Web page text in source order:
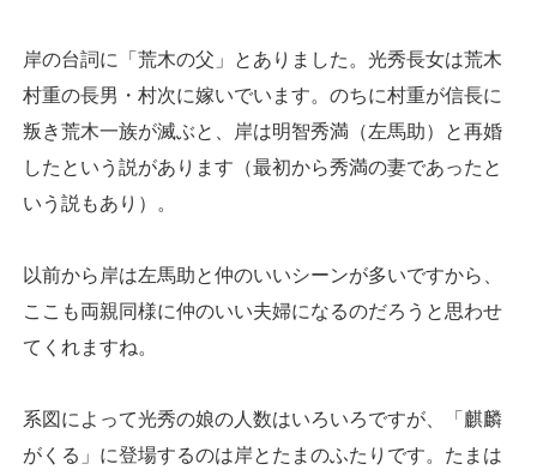
岸の台詞に「荒木の父」とありました。光秀長女は荒木
村重の長男・村次に嫁いでいます。のちに村重が信長に
叛き荒木一族が滅ぶと、岸は明智秀満（左馬助）と再婚
したという説があります（最初から秀満の妻であったと
いう説もあり）。
以前から岸は左馬助と仲のいいシーンが多いですから、
ここも両親同様に仲のいい夫婦になるのだろうと思わせ
てくれますね。
系図によって光秀の娘の人数はいろいろですが、「麒麟
がくる」に登場するのは岸とたまのふたりです。たまは